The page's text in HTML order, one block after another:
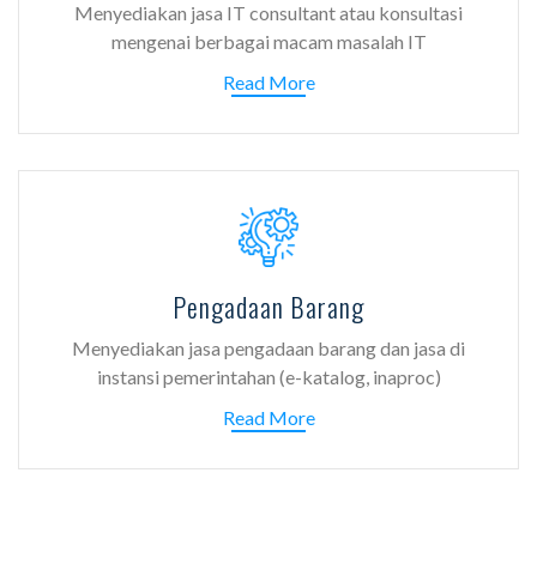
Menyediakan jasa IT consultant atau konsultasi
mengenai berbagai macam masalah IT
Read More
Pengadaan Barang
Menyediakan jasa pengadaan barang dan jasa di
instansi pemerintahan (e-katalog, inaproc)
Read More